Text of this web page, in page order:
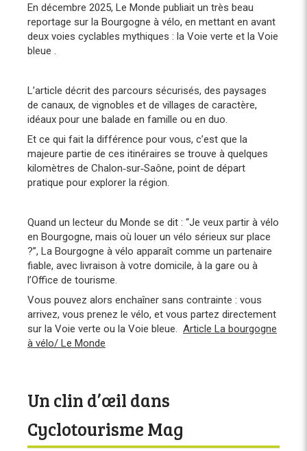
En décembre 2025, Le Monde publiait un très beau
reportage sur la Bourgogne à vélo, en mettant en avant
deux voies cyclables mythiques : la Voie verte et la Voie
bleue .
L’article décrit des parcours sécurisés, des paysages
de canaux, de vignobles et de villages de caractère,
idéaux pour une balade en famille ou en duo.
Et ce qui fait la différence pour vous, c’est que la
majeure partie de ces itinéraires se trouve à quelques
kilomètres de Chalon‑sur‑Saône, point de départ
pratique pour explorer la région.
Quand un lecteur du Monde se dit : “Je veux partir à vélo
en Bourgogne, mais où louer un vélo sérieux sur place
?”, La Bourgogne à vélo apparaît comme un partenaire
fiable, avec livraison à votre domicile, à la gare ou à
l’Office de tourisme.
Vous pouvez alors enchaîner sans contrainte : vous
arrivez, vous prenez le vélo, et vous partez directement
sur la Voie verte ou la Voie bleue. Article La bourgogne
à vélo/ Le Monde
Un clin d’œil dans
Cyclotourisme Mag